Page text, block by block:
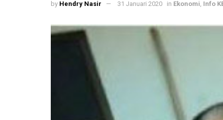
by Hendry Nasir 31 Januari 2020 in Ekonomi Info